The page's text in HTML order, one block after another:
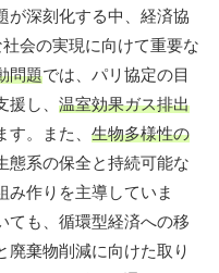
が深刻化する中、経済協
会の実現に向けて重要な
問題では、パリ協定の目
し、 温室効果ガス排出
。また、 生物多様性の
態系の保全と持続可能な
み作りを主導していま
ても、循環型経済への移
廃棄物削減に向けた取り